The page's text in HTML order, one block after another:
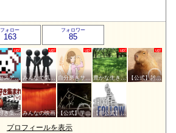
フォロー
163
フォロワー
85
アクセスアップのお手伝い！ブログサークルあんてな みんなで気軽にアクセスアップ 自分磨きサークル 豊かな生き方サークル 【公式】雑談サークル
映画好き集まれ('ω')ノ みんなの映画 【公式】学問・教育サークル 【非公式】相互フォローサークル
プロフィールを表示